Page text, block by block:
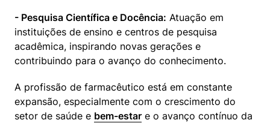
- Pesquisa Científica e Docência: Atuação em
instituições de ensino e centros de pesquisa
acadêmica, inspirando novas gerações e
contribuindo para o avanço do conhecimento.
A profissão de farmacêutico está em constante
expansão, especialmente com o crescimento do
setor de saúde e bem-estar e o avanço contínuo da